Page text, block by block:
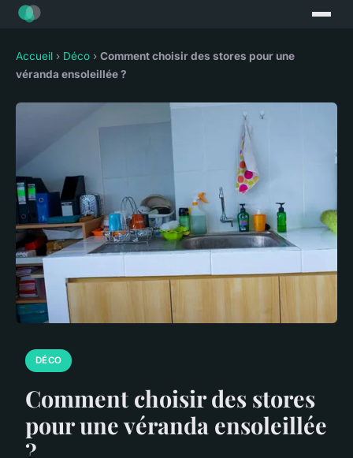
Accueil › Déco › Comment choisir des stores pour une
véranda ensoleillée ?
DÉCO
Comment choisir des stores
pour une véranda ensoleillée
?